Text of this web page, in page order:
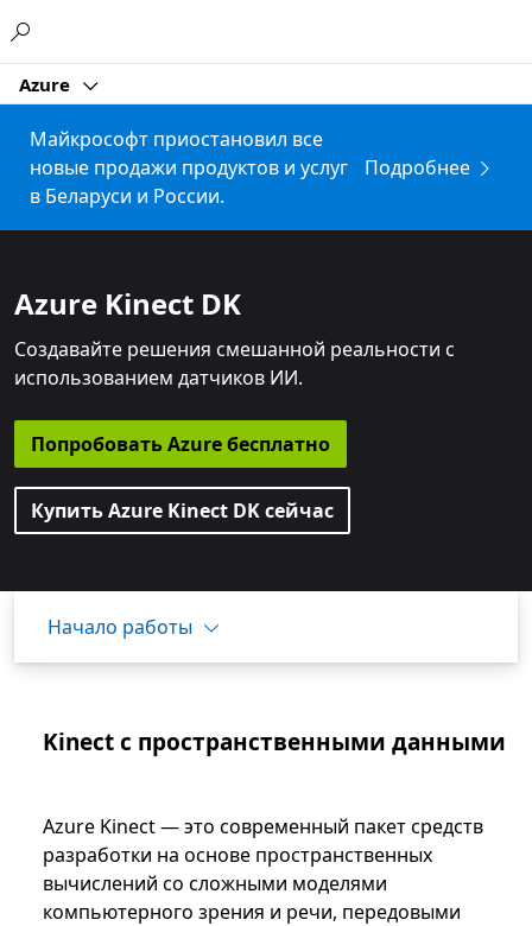
Azure
Майкрософт приостановил все
новые продажи продуктов и услуг
в Беларуси и России.
Подробнее
Azure Kinect DK
Создавайте решения смешанной реальности с
использованием датчиков ИИ.
Попробовать Azure бесплатно
Купить Azure Kinect DK сейчас
Начало работы
Kinect с пространственными данными
Azure Kinect — это современный пакет средств
разработки на основе пространственных
вычислений со сложными моделями
компьютерного зрения и речи, передовыми